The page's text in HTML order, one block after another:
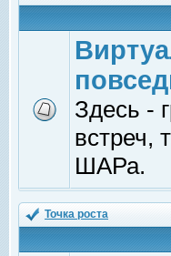
Здесь -
встреч,
ШАРа.
Точка роста